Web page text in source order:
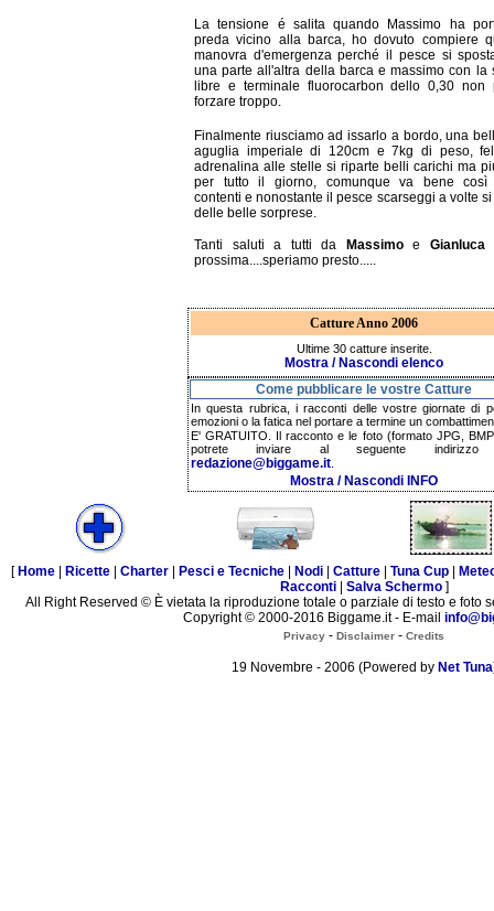
La tensione é salita quando Massimo ha
preda vicino alla barca, ho dovuto compiere
manovra d'emergenza perché il pesce si
una parte all'altra della barca e massimo con la
libre e terminale fluorocarbon dello 0,30 non
forzare troppo.
Finalmente riusciamo ad issarlo a bordo, una
aguglia imperiale di 120cm e 7kg di peso,
adrenalina alle stelle si riparte belli carichi ma
per tutto il giorno, comunque va bene così
contenti e nonostante il pesce scarseggi a volte
delle belle sorprese.
Tanti saluti a tutti da Massimoe Gianluca
prossima....speriamo presto.....
Catture Anno 2006
Ultime 30 catture inserite.
Mostra / Nascondi elenco
Come pubblicare le vostre Catture
In questa rubrica, i racconti delle vostre giornate di
emozioni o la fatica nel portare a termine un
E' GRATUITO. Il racconto e le foto (formato JPG,
potrete inviare al seguente indirizzo
redazione@biggame.it
Mostra / Nascondi INFO
[ Home Ricette Charter Pesci e Tecniche Nodi Catture Tuna Cup
Racconti| Salva Schermo]
All Right Reserved © È vietata la riproduzione totale o parziale di testo e foto
Copyright © 2000-2016 Biggame.it - E-mail
Privacy - Disclaimer - Credits
19 Novembre - 2006 (Powered by Net Tuna